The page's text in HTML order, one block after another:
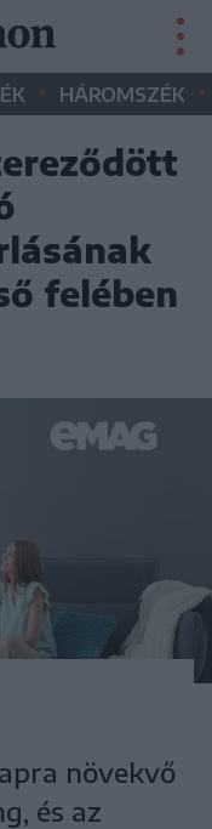
• HÁROMSZÉK •
felében
növekvő
és az